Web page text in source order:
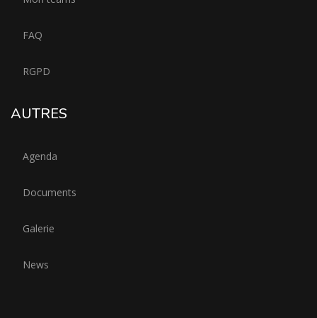
FAQ
RGPD
AUTRES
Agenda
Documents
Galerie
News